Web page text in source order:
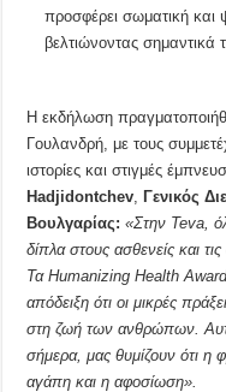
προσφέρει σωματική
βελτιώνοντας σημαντικά
Η εκδήλωση
Γουλανδρή, με τους
ιστορίες και στιγμές
Hadjidontchev ,Γενικός
Βουλγαρίας: «Στην Teva,
δίπλα στους ασθενείς και
Τα Humanizing Health
απόδειξη ότι οι μικρές
στη ζωή των ανθρώπων.
σήμερα, μας θυμίζουν ότι η
αγάπη και η αφοσίωση».